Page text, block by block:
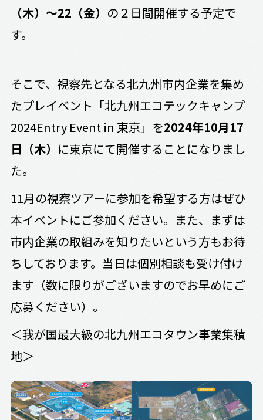
（木）～22（金） の２日間開催する予定で
す。
そこで、視察先となる北九州市内企業を集め
たプレイベント「北九州エコテックキャンプ
2024Entry Event in 東京」を2024年10月17
日（木） に東京にて開催することになりまし
た。
11月の視察ツアーに参加を希望する方はぜひ
本イベントにご参加ください。また、まずは
市内企業の取組みを知りたいという方もお待
ちしております。当日は個別相談も受け付け
ます（数に限りがございますのでお早めにご
応募ください）。
＜我が国最大級の北九州エコタウン事業集積
地＞